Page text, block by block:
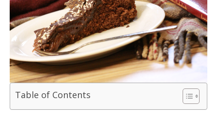
Table of Contents